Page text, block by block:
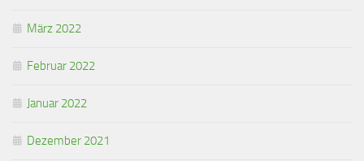
März 2022
Februar 2022
Januar 2022
Dezember 2021